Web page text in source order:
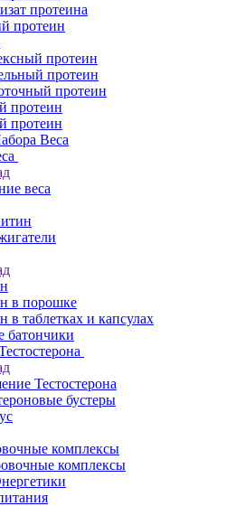
протеина
протеин
протеин
протеин
протеин
протеин
протеин
Веса
веса
в порошке
в таблетках и капсулах
батончики
Тестостерона
бустеры
комплексы
комплексы